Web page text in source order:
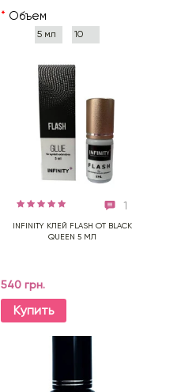
* Объем
5 мл
10
мл
1
INFINITY КЛЕЙ FLASH ОТ BLACK
QUEEN 5 МЛ
540 грн.
Купить